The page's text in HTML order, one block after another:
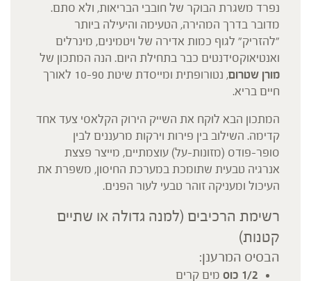
נפרד משגרת הבוקר של חובבי הבריאות, ולא סתם.
מדובר בדרך המהירה, הטעימה והיעילה ביותר
"להזריק" לגוף כמות אדירה של ויטמינים, מינרלים
ואנטיאוקסידנטים כבר בתחילת היום. הנה המתכון של
מורן שטרום
, נטורופתית ומייסדת שיטת 10-90 לאורך
חיים בריא.
המתכון הבא לוקח את השייק הירוק הקלאסי צעד אחד
קדימה. השילוב בין פירות וירקות מרעננים לבין
סופר-פודס (מזונות-על) עוצמתיים, מייצר פצצת
אנרגיה טבעית שתומכת במערכת החיסון, משפרת את
העיכול ומעניקה זוהר טבעי לעור הפנים.
רשימת הרכיבים (למנה גדולה או שתיים
קטנות)
הבסיס המרענן:
1/2 כוס
מים קרים